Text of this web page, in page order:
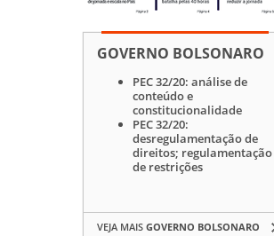
GOVERNO BOLSONARO
PEC 32/20: análise de
conteúdo e
constitucionalidade
PEC 32/20:
desregulamentação de
direitos; regulamentação
de restrições
VEJA MAIS GOVERNO BOLSONARO